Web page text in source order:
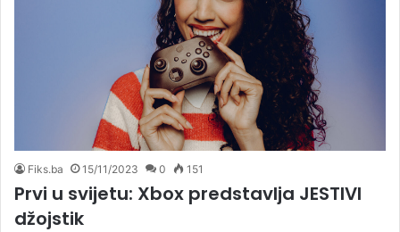
Fiks.ba 15/11/2023 0 151
Prvi u svijetu: Xbox predstavlja JESTIVI
džojstik